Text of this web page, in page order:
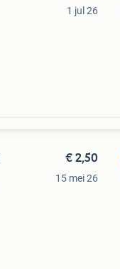
1 jul 26
€ 2,50
15 mei 26